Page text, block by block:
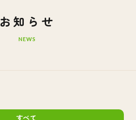
お知らせ
NEWS
すべて